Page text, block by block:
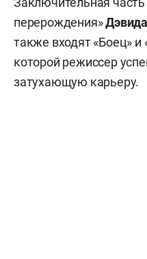
перерождения»
также входят «Боец»
которой режиссер
затухающую карьеру.